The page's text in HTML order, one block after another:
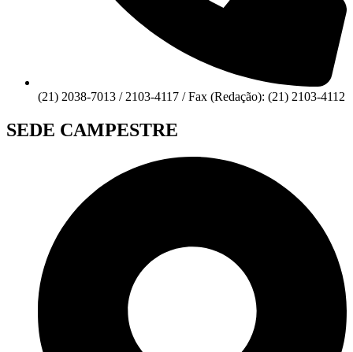
(21) 2038-7013 / 2103-4117 / Fax (Redação): (21) 2103-4112
SEDE CAMPESTRE